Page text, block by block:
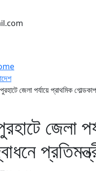
জেলা পর্যায়ে প্রাথমিক
জেলা